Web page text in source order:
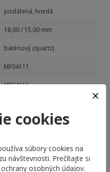
pozlátená, hnedá
18,00 / 15,00 mm
batériový (quartz)
MF04111
MF04111
cookies
súbory cookies na
návštevnosti. Prečítajte si
osobných údajov.